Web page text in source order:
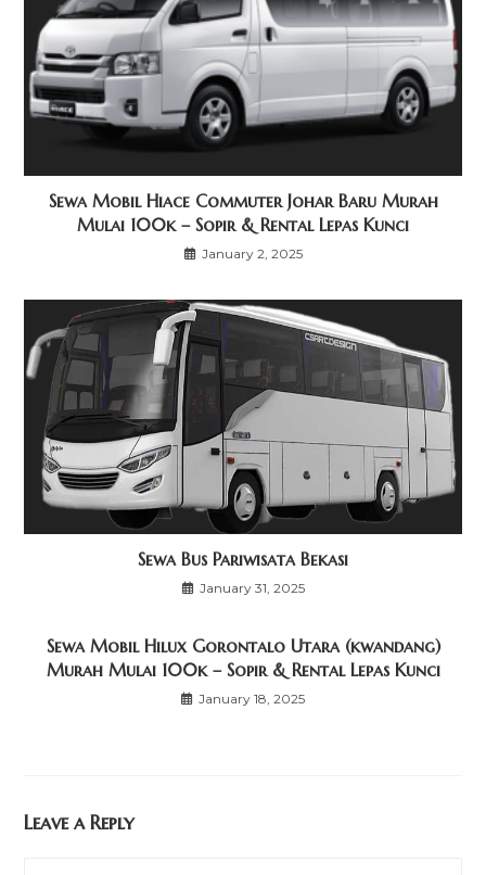
Sewa Mobil Hiace Commuter Johar Baru Murah
Mulai 100k – Sopir & Rental Lepas Kunci
January 2, 2025
Sewa Bus Pariwisata Bekasi
January 31, 2025
Sewa Mobil Hilux Gorontalo Utara (kwandang)
Murah Mulai 100k – Sopir & Rental Lepas Kunci
January 18, 2025
Leave a Reply